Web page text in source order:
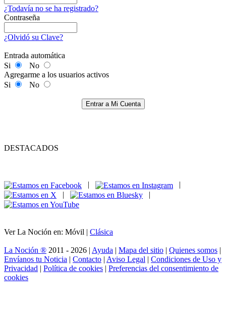
¿Todavía no se ha registrado?
Contraseña
¿Olvidó su Clave?
Entrada automática
Si
No
Agregarme a los usuarios activos
Si
No
Entrar a Mi Cuenta
DESTACADOS
|
|
Ver La Noción en: Móvil | Clásica
La Noción ® 2011 - 2026 | Ayuda | Mapa del sitio | Quienes somos |
Envíanos tu Noticia | Contacto | Aviso Legal | Condiciones de Uso y
Privacidad | Política de cookies | Preferencias del consentimiento de
cookies